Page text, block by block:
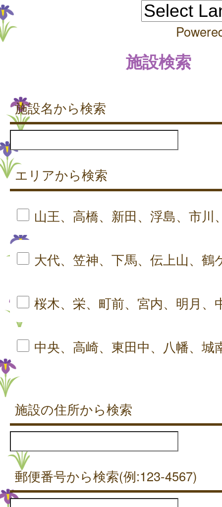
施設検索
施設名から検索
エリアから検索
山王、高橋、新田、浮島、市川
大代、笠神、下馬、伝上山、鶴
桜木、栄、町前、宮内、明月、
中央、高崎、東田中、八幡、城
施設の住所から検索
郵便番号から検索(例:123-4567)